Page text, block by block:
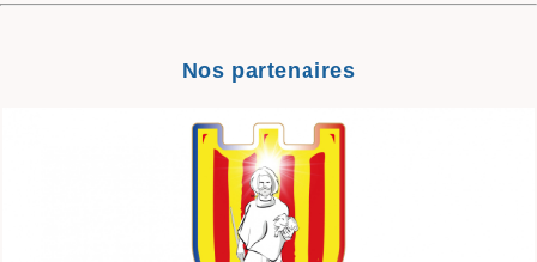
Nos partenaires